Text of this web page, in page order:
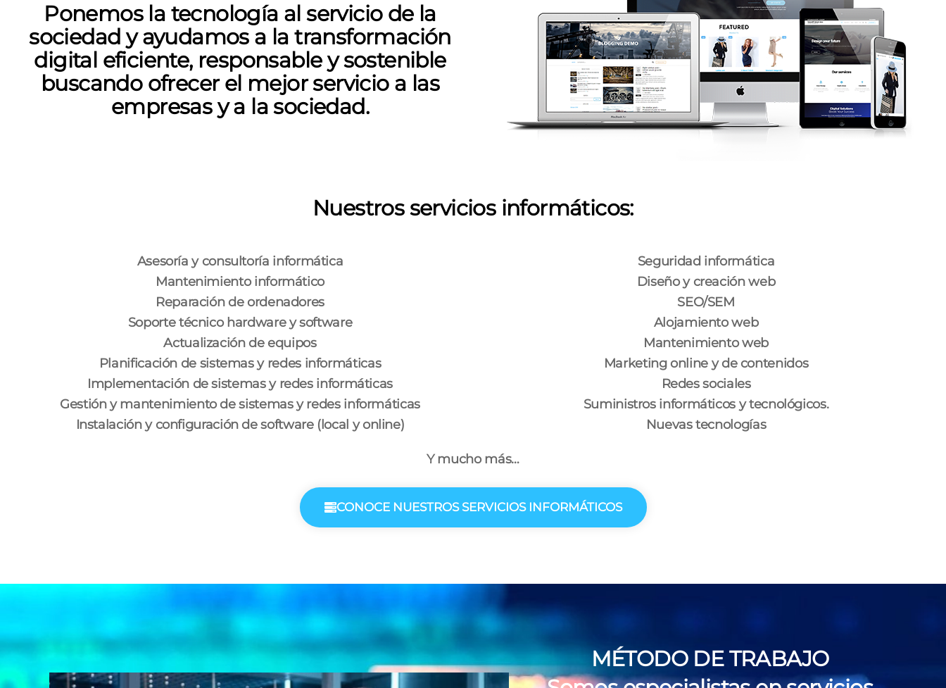
Ponemos la tecnología al servicio de la
sociedad y ayudamos a la transformación
digital eficiente, responsable y sostenible
buscando ofrecer el mejor servicio a las
empresas y a la sociedad.
Nuestros servicios informáticos:
Asesoría y consultoría informática
Mantenimiento informático
Reparación de ordenadores
Soporte técnico hardware y software
Actualización de equipos
Planificación de sistemas y redes informáticas
Implementación de sistemas y redes informáticas
Gestión y mantenimiento de sistemas y redes informáticas
Instalación y configuración de software (local y online)
Seguridad informática
Diseño y creación web
SEO/SEM
Alojamiento web
Mantenimiento web
Marketing online y de contenidos
Redes sociales
Suministros informáticos y tecnológicos.
Nuevas tecnologías
Y mucho más…
CONOCE NUESTROS SERVICIOS INFORMÁTICOS
MÉTODO DE TRABAJO